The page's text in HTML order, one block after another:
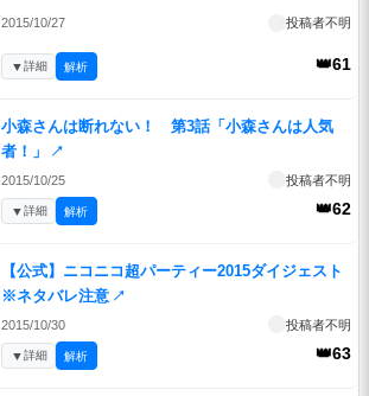
2015/10/27 投稿者不明
👑61
▼詳細 解析
小森さんは断れない！ 第3話「小森さんは人気
者！」
↗
2015/10/25 投稿者不明
👑62
▼詳細 解析
【公式】ニコニコ超パーティー2015ダイジェスト
※ネタバレ注意 ↗
2015/10/30 投稿者不明
👑63
▼詳細 解析